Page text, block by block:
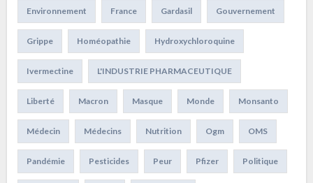
Environnement France Gardasil Gouvernement
Grippe Homéopathie Hydroxychloroquine
Ivermectine L'INDUSTRIE PHARMACEUTIQUE
Liberté Macron Masque Monde Monsanto
Médecin Médecins Nutrition Ogm OMS
Pandémie Pesticides Peur Pfizer Politique